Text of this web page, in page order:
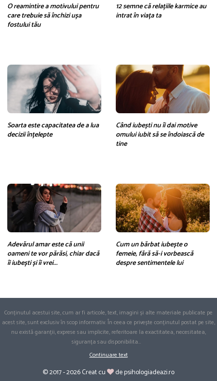
O reamintire a motivului pentru
care trebuie să închizi ușa
fostului tău
12 semne că relațiile karmice au
intrat în viața ta
Soarta este capacitatea de a lua
decizii înțelepte
Când iubești nu îi dai motive
omului iubit să se îndoiască de
tine
Adevărul amar este că unii
oameni te vor părăsi, chiar dacă
îi iubești și îi vrei...
Cum un bărbat iubește o
femeie, fără să-i vorbească
despre sentimentele lui
Conținutul acestui site, cum ar fi articole, text, imagini și alte materiale publicate pe
acest site, sunt exclusiv în scop informativ. În ceea ce privește conținutul postat pe site,
nu există garanții, exprese sau implicite, referitoare la exactitatea, necesitatea,
siguranța sau disponibilita...
Continuare text
© 2017 - 2026 Creat cu de psihologiadeazi.ro